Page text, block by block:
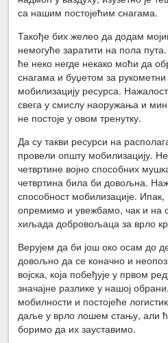
са нашим постојећим снагама.
Такође бих желео да додам
немогуће заратити на пола
ће неко негде некако моћи да
снагама и буџетом за
мобилизацију ресурса.
свега у смислу наоружања и
не постоје у овом тренутку.
Да су такви ресурси на
провели општу мобилизацију.
четвртине војно способних
четвртина била би довољна.
способност мобилизације.
опремимо и увежбамо, чак и на
хиљада добровољаца за врло
Верујем да би још око осам до
довољно да се коначно и
војска, која побеђује у првом
значајне разлике у нашој
мобилности и постојеће
даље у врло лошем стању, али
боримо да их зауставимо.